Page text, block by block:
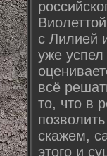
с Лилией
уже успел
всё
то, что в
скажем,
этого и